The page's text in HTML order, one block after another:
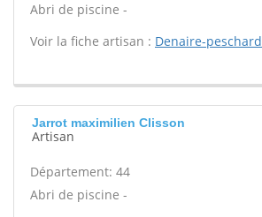
Abri de piscine -
Voir la fiche artisan : Denaire-peschard
Jarrot maximilien Clisson
Artisan
Département: 44
Abri de piscine -